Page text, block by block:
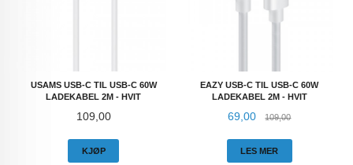
USAMS USB-C TIL USB-C 60W
LADEKABEL 2M - HVIT
Pris
109,00
KJØP
EAZY USB-C TIL USB-C 60W
LADEKABEL 2M - HVIT
Tilbud
69,00 109,00Rabatt
LES MER